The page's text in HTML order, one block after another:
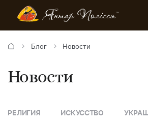
Блог Новости
Новости
ИСКУССТВО УКРАШЕНИЯ